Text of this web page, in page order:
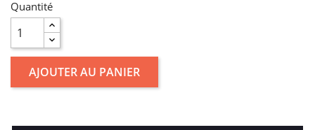
Quantité
AJOUTER AU PANIER